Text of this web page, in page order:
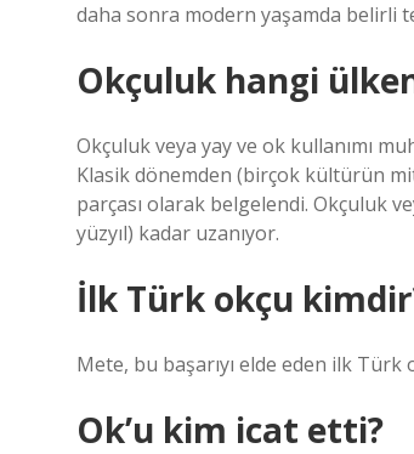
daha sonra modern yaşamda belirli
Okçuluk hangi
Okçuluk veya yay ve ok kullanımı
Klasik dönemden (birçok kültürün
parçası olarak belgelendi. Okçuluk
yüzyıl) kadar uzanıyor.
İlk Türk okçu
Mete, bu başarıyı elde eden ilk
Ok’u kim icat etti?